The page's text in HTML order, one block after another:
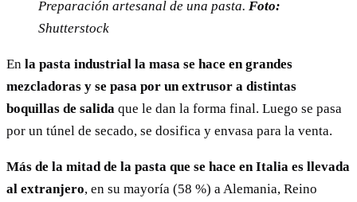
Preparación artesanal de una pasta. Foto:
Shutterstock
En la pasta industrial la masa se hace en grandes
mezcladoras y se pasa por un extrusor a distintas
boquillas de salida que le dan la forma final. Luego se pasa
por un túnel de secado, se dosifica y envasa para la venta.
Más de la mitad de la pasta que se hace en Italia es llevada
al extranjero, en su mayoría (58 %) a Alemania, Reino